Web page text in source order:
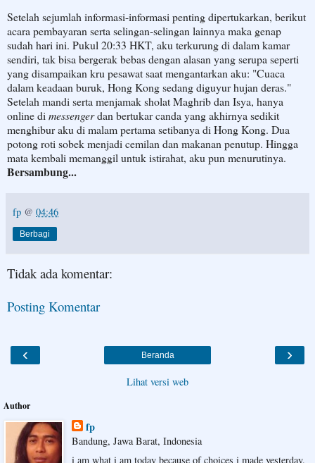
Setelah sejumlah informasi-informasi penting dipertukarkan, berikut
acara pembayaran serta selingan-selingan lainnya maka genap
sudah hari ini. Pukul 20:33 HKT, aku terkurung di dalam kamar
sendiri, tak bisa bergerak bebas dengan alasan yang serupa seperti
yang disampaikan kru pesawat saat mengantarkan aku: "Cuaca
dalam keadaan buruk, Hong Kong sedang diguyur hujan deras."
Setelah mandi serta menjamak sholat Maghrib dan Isya, hanya
online di messengerdan bertukar canda yang akhirnya sedikit
menghibur aku di malam pertama setibanya di Hong Kong. Dua
potong roti sobek menjadi cemilan dan makanan penutup. Hingga
mata kembali memanggil untuk istirahat, aku pun menurutinya.
Bersambung...
fp @ 04:46
Berbagi
Tidak ada komentar:
Posting Komentar
‹ ›
Beranda
Lihat versi web
Author
fp
Bandung, Jawa Barat, Indonesia
i am what i am today because of choices i made yesterday.